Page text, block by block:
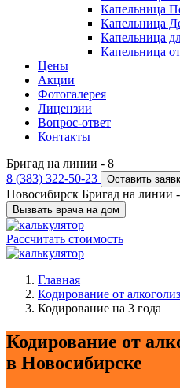
Капельница
Капельница
Капельница
Капельница
Цены
Акции
Фотогалерея
Лицензии
Вопрос-ответ
Контакты
Бригад на линии - 8
8 (383) 322-50-23
Оставить
Новосибирск Бригад на линии -
Вызвать врача на дом
Рассчитать стоимость
Главная
Кодирование от
Кодирование на 3 года
Кодирование от
в Новосибирске